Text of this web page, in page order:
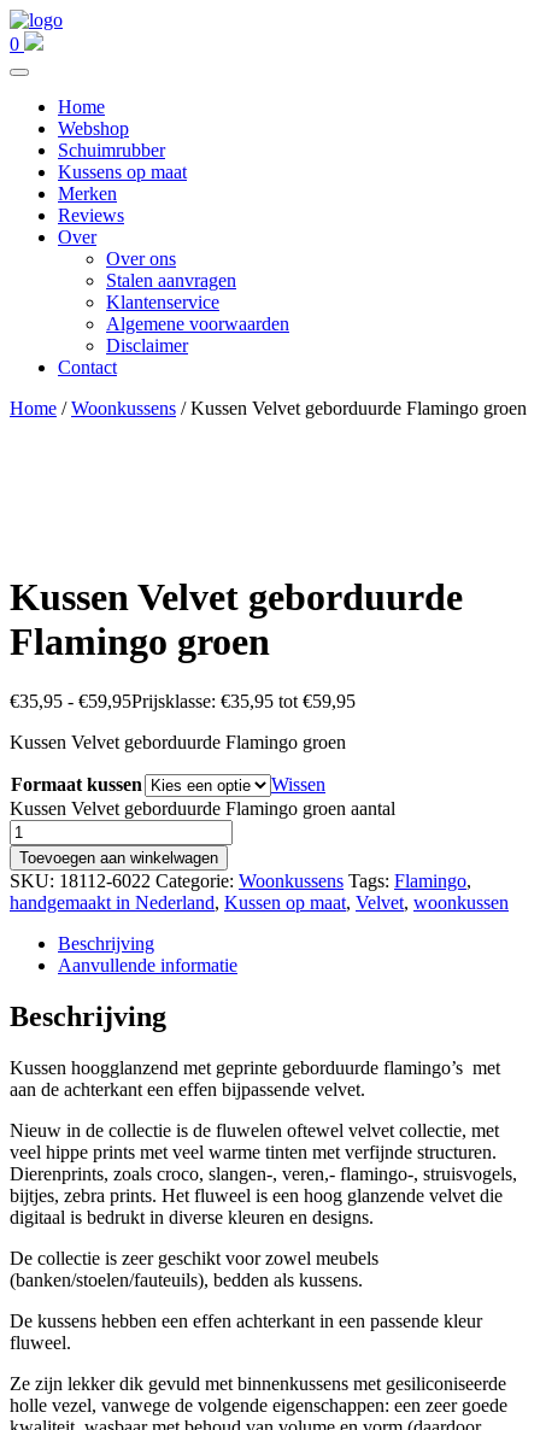
0
Home
Webshop
Schuimrubber
Kussens op maat
Merken
Reviews
Over
Over ons
Stalen aanvragen
Klantenservice
Algemene voorwaarden
Disclaimer
Contact
Home /Woonkussens / Kussen Velvet geborduurde Flamingo groen
Kussen Velvet geborduurde
Flamingo groen
€35,95 - €59,95Prijsklasse: €35,95 tot €59,95
Kussen Velvet geborduurde Flamingo groen
Formaat kussen
Wissen
Kussen Velvet geborduurde Flamingo groen aantal
Toevoegen aan winkelwagen
SKU: 18112-6022 Categorie: Woonkussens Tags: Flamingo,
handgemaakt in Nederland, Kussen op maat, Velvet, woonkussen
Beschrijving
Aanvullende informatie
Beschrijving
Kussen hoogglanzend met geprinte geborduurde flamingo’s met
aan de achterkant een effen bijpassende velvet.
Nieuw in de collectie is de fluwelen oftewel velvet collectie, met
veel hippe prints met veel warme tinten met verfijnde structuren.
Dierenprints, zoals croco, slangen-, veren,- flamingo-, struisvogels,
bijtjes, zebra prints. Het fluweel is een hoog glanzende velvet die
digitaal is bedrukt in diverse kleuren en designs.
De collectie is zeer geschikt voor zowel meubels
(banken/stoelen/fauteuils), bedden als kussens.
De kussens hebben een effen achterkant in een passende kleur
fluweel.
Ze zijn lekker dik gevuld met binnenkussens met gesiliconiseerde
holle vezel, vanwege de volgende eigenschappen: een zeer goede